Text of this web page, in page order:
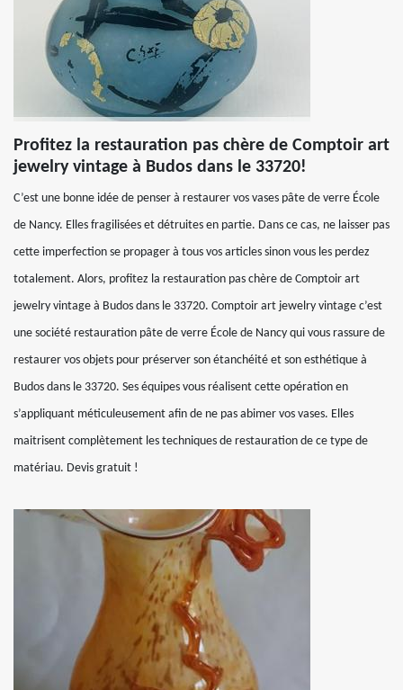
Profitez la restauration pas chère de Comptoir art
jewelry vintage à Budos dans le 33720!
C’est une bonne idée de penser à restaurer vos vases pâte de verre École
de Nancy. Elles fragilisées et détruites en partie. Dans ce cas, ne laisser pas
cette imperfection se propager à tous vos articles sinon vous les perdez
totalement. Alors, profitez la restauration pas chère de Comptoir art
jewelry vintage à Budos dans le 33720. Comptoir art jewelry vintage c’est
une société restauration pâte de verre École de Nancy qui vous rassure de
restaurer vos objets pour préserver son étanchéité et son esthétique à
Budos dans le 33720. Ses équipes vous réalisent cette opération en
s’appliquant méticuleusement afin de ne pas abimer vos vases. Elles
maitrisent complètement les techniques de restauration de ce type de
matériau. Devis gratuit !